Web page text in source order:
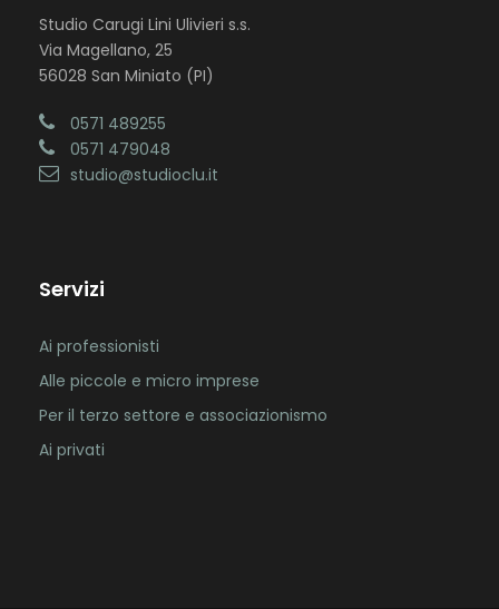
Studio Carugi Lini Ulivieri s.s.
Via Magellano, 25
56028 San Miniato (PI)
0571 489255
0571 479048
studio@studioclu.it
Servizi
Ai professionisti
Alle piccole e micro imprese
Per il terzo settore e associazionismo
Ai privati